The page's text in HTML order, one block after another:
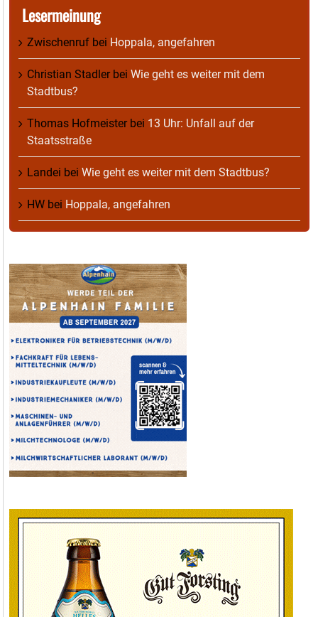
Lesermeinung
Zwischenruf bei Hoppala, angefahren
Christian Stadlerbei Wie geht es weiter mit dem
Stadtbus?
Thomas Hofmeisterbei 13 Uhr: Unfall auf der
Staatsstraße
Landei bei Wie geht es weiter mit dem Stadtbus?
HW bei Hoppala, angefahren